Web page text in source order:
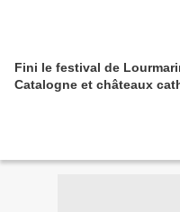
Fini le festival de
Catalogne et châteaux